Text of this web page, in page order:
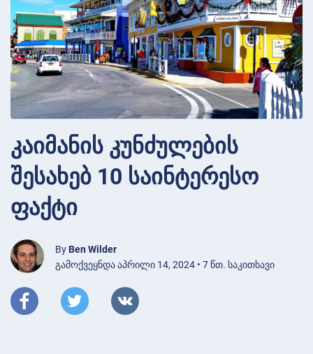
კაიმანის კუნძულების
შესახებ 10 საინტერესო
ფაქტი
By Ben Wilder
გამოქვეყნდა აპრილი 14, 2024 • 7 წთ. საკითხავი